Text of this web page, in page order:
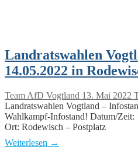
Landratswahlen
14.05.2022 in
Team AfD Vogtland 13. Mai 2022
Landratswahlen Vogtland –
Wahlkampf-Infostand! Datum/
Ort: Rodewisch – Postplatz
Weiterlesen →